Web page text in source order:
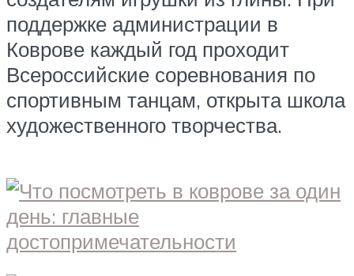
поддержке администрации в
Коврове каждый год проходит
Всероссийские соревнования по
спортивным танцам, открыта школа
художественного творчества.